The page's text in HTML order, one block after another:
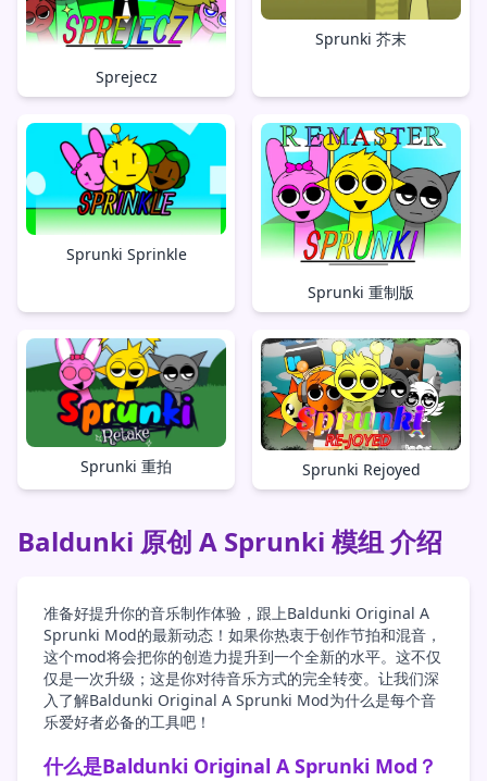
Sprejecz
Sprunki 芥末
Sprunki Sprinkle
Sprunki 重制版
Sprunki 重拍 Sprunki Rejoyed
Baldunki 原创 A Sprunki 模组 介绍
准备好提升你的音乐制作体验，跟上Baldunki Original A
Sprunki Mod的最新动态！如果你热衷于创作节拍和混音，
这个mod将会把你的创造力提升到一个全新的水平。这不仅
仅是一次升级；这是你对待音乐方式的完全转变。让我们深
入了解Baldunki Original A Sprunki Mod为什么是每个音
乐爱好者必备的工具吧！
什么是Baldunki Original A Sprunki Mod？